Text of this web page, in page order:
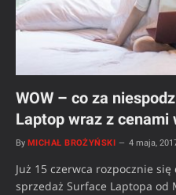
WOW – co za
Laptop wraz z
By MICHAŁ BROŻYŃSKI 4 maja,
Już 15 czerwca rozpocznie
sprzedaż Surface Laptopa od